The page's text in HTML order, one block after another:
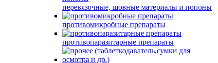
перевязочные, шовные материалы и попоны
противомикробные препараты
противопаразитарные препараты